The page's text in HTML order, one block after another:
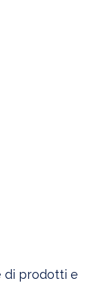
di prodotti e